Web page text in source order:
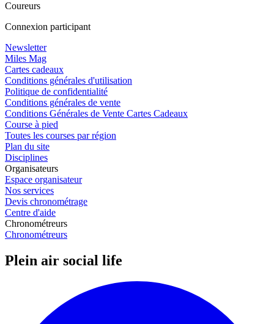
Coureurs
Connexion participant
Newsletter
Miles Mag
Cartes cadeaux
Conditions générales d'utilisation
Politique de confidentialité
Conditions générales de vente
Conditions Générales de Vente Cartes Cadeaux
Course à pied
Toutes les courses par région
Plan du site
Disciplines
Organisateurs
Espace organisateur
Nos services
Devis chronométrage
Centre d'aide
Chronométreurs
Chronométreurs
Plein air social life